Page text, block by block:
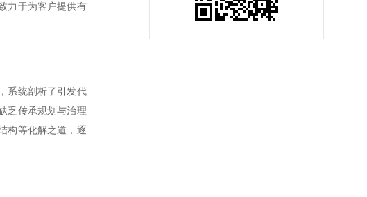
力于为客户提供有
系统剖析了引发代
乏传承规划与治理
构等化解之道，逐